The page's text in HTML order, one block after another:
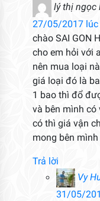
lý thị ngọc
27/05/2017 lúc
chào SAI GON
cho em hỏi với
nên mua loại
giá loại đó là
1 bao thì đổ
và bên mình có
có thì giá vận
mong bên
Trả lời
Vy
31/05/